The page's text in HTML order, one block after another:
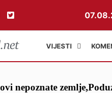
VIJESTI
nepoznate zemlje,